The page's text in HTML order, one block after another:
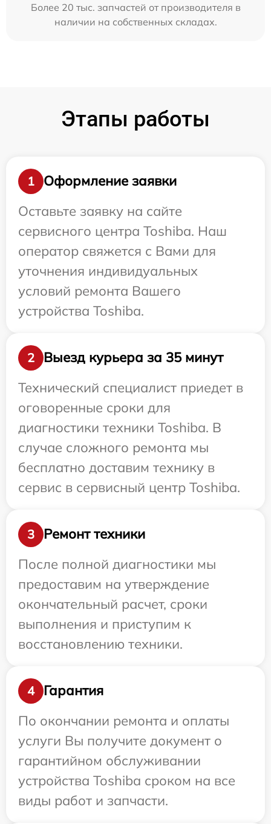
Более 20 тыс. запчастей от производителя в
наличии на собственных складах.
Этапы работы
1
Оформление заявки
Оставьте заявку на сайте
сервисного центра Toshiba. Наш
оператор свяжется с Вами для
уточнения индивидуальных
условий ремонта Вашего
устройства Toshiba.
2
Выезд курьера за 35 минут
Технический специалист приедет в
оговоренные сроки для
диагностики техники Toshiba. В
случае сложного ремонта мы
бесплатно доставим технику в
сервис в сервисный центр Toshiba.
3
Ремонт техники
После полной диагностики мы
предоставим на утверждение
окончательный расчет, сроки
выполнения и приступим к
восстановлению техники.
4
Гарантия
По окончании ремонта и оплаты
услуги Вы получите документ о
гарантийном обслуживании
устройства Toshiba сроком на все
виды работ и запчасти.